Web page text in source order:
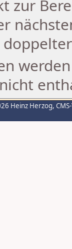
zur
Heinz Herzog,